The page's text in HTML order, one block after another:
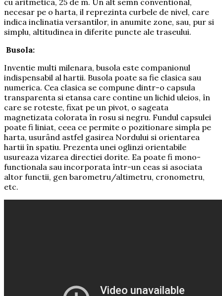
cu aritmetica, 25 de m. Un alt semn conventional,
necesar pe o harta, il reprezinta curbele de nivel, care
indica inclinatia versantilor, in anumite zone, sau, pur si
simplu, altitudinea in diferite puncte ale traseului.
Busola:
Inventie multi milenara, busola este companionul
indispensabil al hartii. Busola poate sa fie clasica sau
numerica. Cea clasica se compune dintr-o capsula
transparenta si etansa care contine un lichid uleios, în
care se roteste, fixat pe un pivot, o sageata
magnetizata colorata în rosu si negru. Fundul capsulei
poate fi liniat, ceea ce permite o pozitionare simpla pe
harta, usurând astfel gasirea Nordului si orientarea
hartii în spatiu. Prezenta unei oglinzi orientabile
usureaza vizarea directiei dorite. Ea poate fi mono-
functionala sau incorporata într-un ceas si asociata
altor functii, gen barometru/altimetru, cronometru,
etc.